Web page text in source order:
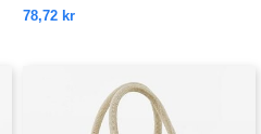
CANVAS TOTE BAG
78,72 kr